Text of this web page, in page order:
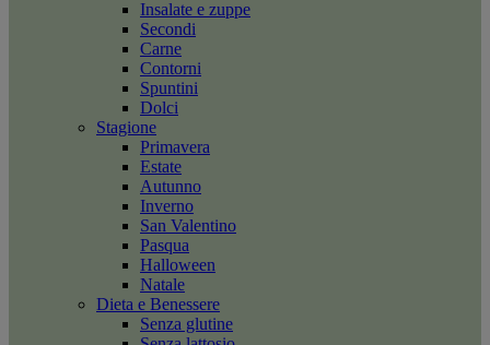
Insalate e zuppe
Secondi
Carne
Contorni
Spuntini
Dolci
Stagione
Primavera
Estate
Autunno
Inverno
San Valentino
Pasqua
Halloween
Natale
Dieta e Benessere
Senza glutine